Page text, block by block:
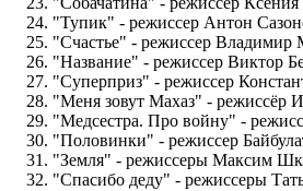
24. "Тупик" - режиссер Антон
25. "Счастье" - режиссер Владимир
26. "Название" - режиссер Виктор
27. "Суперприз" - режиссер
28. "Меня зовут Махаз" - режиссёр
29. "Медсестра. Про войну" -
30. "Половинки" - режиссер
31. "Земля" - режиссеры Максим
32. "Спасибо деду" - режиссеры